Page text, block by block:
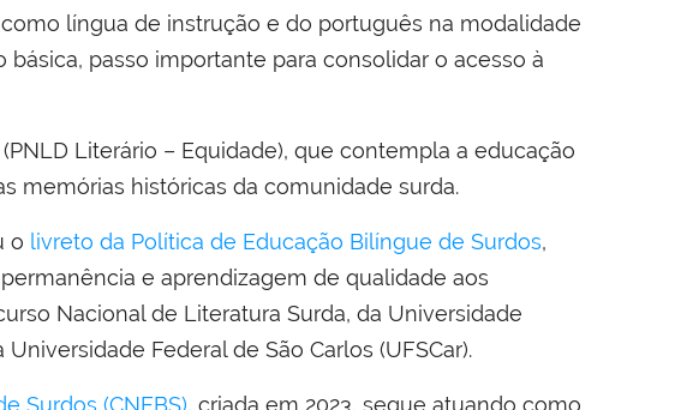
língua de instrução e do português na modalidade
passo importante para consolidar o acesso à
(PNLD Literário – Equidade), que contempla a educação
memórias históricas da comunidade surda.
o livreto da Política de Educação Bilíngue de Surdos,
e aprendizagem de qualidade aos
Nacional de Literatura Surda, da Universidade
Federal de São Carlos (UFSCar).
Surdos (CNEBS), criada em 2023, segue atuando como